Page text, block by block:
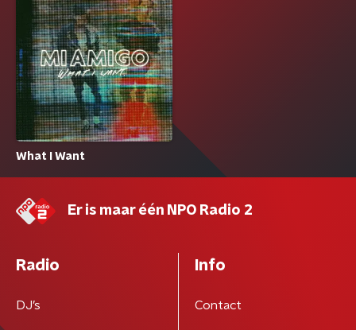
What I Want
Er is maar één NPO Radio 2
Radio
DJ’s
Info
Contact